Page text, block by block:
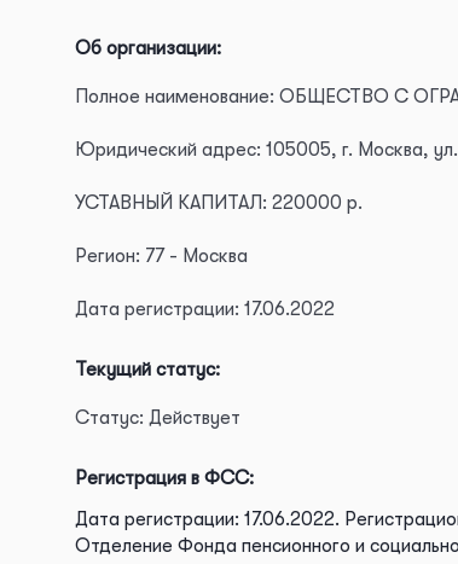
Об организации:
Полное наименование: ОБЩЕСТВО С
Юридический адрес: 105005, г. Москва,
УСТАВНЫЙ КАПИТАЛ: 220000 р.
Регион: 77 - Москва
Дата регистрации: 17.06.2022
Текущий статус:
Статус: Действует
Регистрация в ФСС:
Дата регистрации: 17.06.2022.
Отделение Фонда пенсионного и